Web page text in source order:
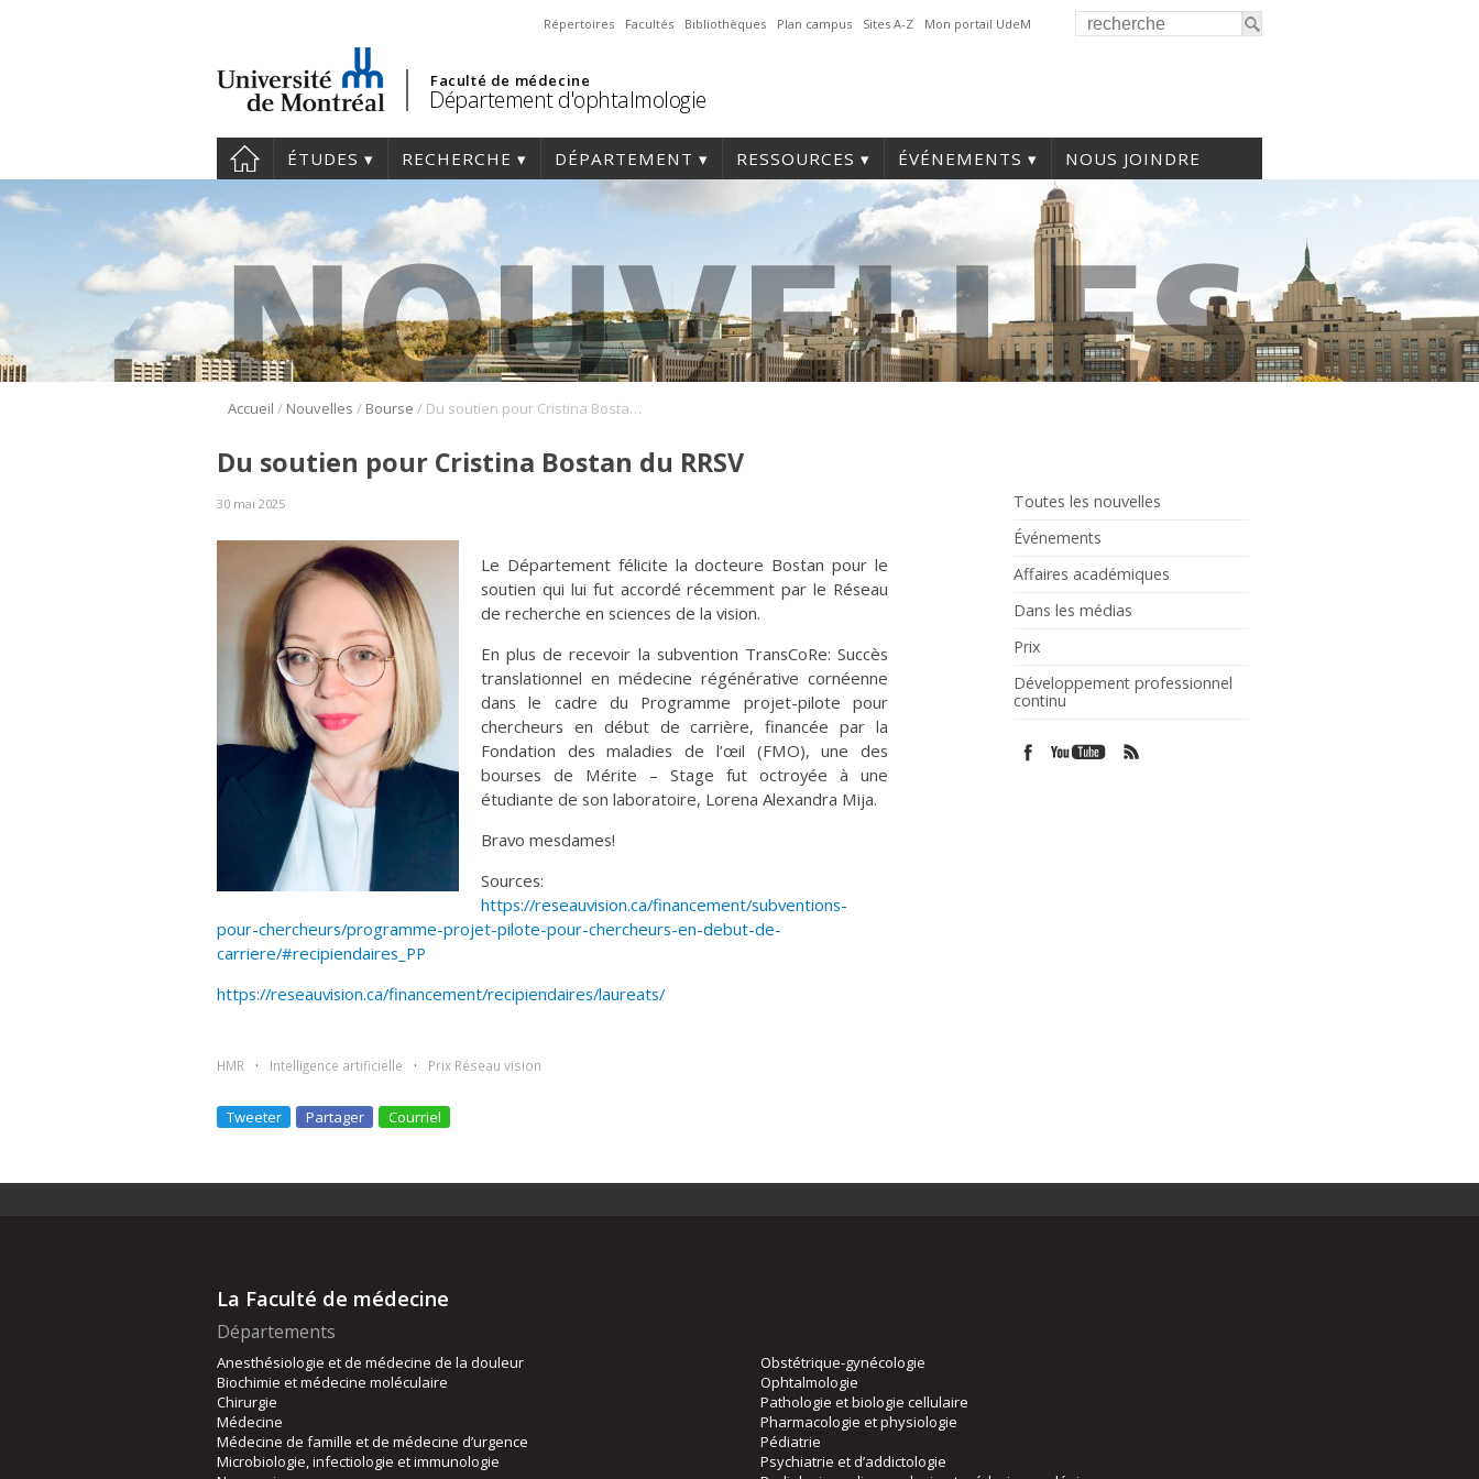
Répertoires Facultés Bibliothèques Plan campus Sites A-Z Mon portail UdeM
Faculté de médecine
Département d'ophtalmologie
ÉTUDES RECHERCHE DÉPARTEMENT RESSOURCES ÉVÉNEMENTS NOUS JOINDRE
Accueil / Nouvelles / Bourse / Du soutien pour Cristina Bostan du RRSV
Toutes les nouvelles
Événements
Affaires académiques
Dans les médias
Prix
Développement professionnel
continu
Du soutien pour Cristina Bostan du RRSV
30 mai 2025
Le Département félicite la docteure Bostan pour le
soutien qui lui fut accordé récemment par le Réseau
de recherche en sciences de la vision.
En plus de recevoir la subvention TransCoRe: Succès
translationnel en médecine régénérative cornéenne
dans le cadre du Programme projet-pilote pour
chercheurs en début de carrière, financée par la
Fondation des maladies de l’œil (FMO), une des
bourses de Mérite – Stage fut octroyée à une
étudiante de son laboratoire, Lorena Alexandra Mija.
Bravo mesdames!
Sources:
https://reseauvision.ca/financement/subventions-
pour-chercheurs/programme-projet-pilote-pour-chercheurs-en-debut-de-
carriere/#recipiendaires_PP
https://reseauvision.ca/financement/recipiendaires/laureats/
HMR Intelligence artificielle Prix Réseau vision
Tweeter Partager Courriel
La Faculté de médecine
Départements
Anesthésiologie et de médecine de la douleur
Biochimie et médecine moléculaire
Chirurgie
Médecine
Médecine de famille et de médecine d’urgence
Microbiologie, infectiologie et immunologie
Obstétrique-gynécologie
Ophtalmologie
Pathologie et biologie cellulaire
Pharmacologie et physiologie
Pédiatrie
Psychiatrie et d’addictologie